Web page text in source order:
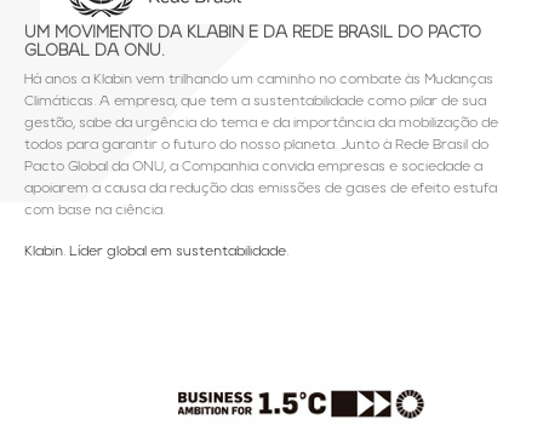
UM MOVIMENTO DA KLABIN E DA REDE BRASIL DO PACTO
GLOBAL DA ONU.
Há anos a Klabin vem trilhando um caminho no combate às Mudanças
Climáticas. A empresa, que tem a sustentabilidade como pilar de sua
gestão, sabe da urgência do tema e da importância da mobilização de
todos para garantir o futuro do nosso planeta. Junto à Rede Brasil do
Pacto Global da ONU, a Companhia convida empresas e sociedade a
apoiarem a causa da redução das emissões de gases de efeito estufa
com base na ciência.
Klabin. Líder global em sustentabilidade.